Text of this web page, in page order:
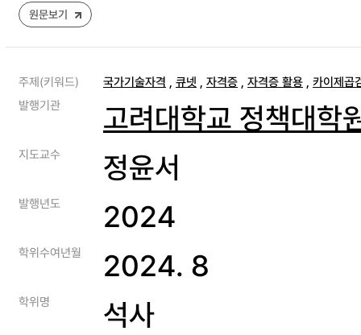
원문보기
주제(키워드) 국가기술자격 , 큐넷 , 자격증 , 자격증 활용 , 카이제곱
발행기관
고려대학교 정책대학
지도교수 정윤서
발행년도 2024
학위수여년월 2024. 8
학위명 석사